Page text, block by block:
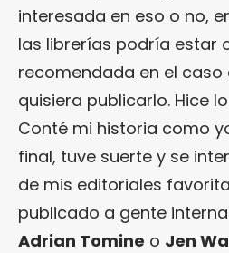
interesada en eso o no,
las librerías podría estar
recomendada en el caso
quisiera publicarlo. Hice
Conté mi historia como
final, tuve suerte y se
de mis editoriales
publicado a gente
Adrian Tomine o Jen